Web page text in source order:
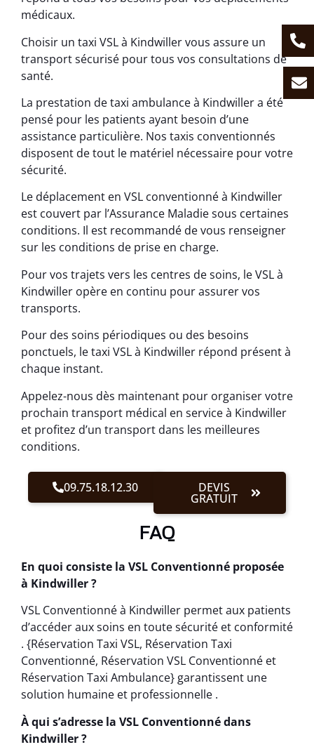
médicaux.
Choisir un taxi VSL à Kindwiller vous assure un
transport sécurisé pour tous vos consultations de
santé.
La prestation de taxi ambulance à Kindwiller a été
pensé pour les patients ayant besoin d’une
assistance particulière. Nos taxis conventionnés
disposent de tout le matériel nécessaire pour votre
sécurité.
Le déplacement en VSL conventionné à Kindwiller
est couvert par l’Assurance Maladie sous certaines
conditions. Il est recommandé de vous renseigner
sur les conditions de prise en charge.
Pour vos trajets vers les centres de soins, le VSL à
Kindwiller opère en continu pour assurer vos
transports.
Pour des soins périodiques ou des besoins
ponctuels, le taxi VSL à Kindwiller répond présent à
chaque instant.
Appelez-nous dès maintenant pour organiser votre
prochain transport médical en service à Kindwiller
et profitez d’un transport dans les meilleures
conditions.
09.75.18.12.30 DEVIS
GRATUIT
FAQ
En quoi consiste la VSL Conventionné proposée
à Kindwiller ?
VSL Conventionné à Kindwiller permet aux patients
d’accéder aux soins en toute sécurité et conformité
. {Réservation Taxi VSL, Réservation Taxi
Conventionné, Réservation VSL Conventionné et
Réservation Taxi Ambulance} garantissent une
solution humaine et professionnelle .
À qui s’adresse la VSL Conventionné dans
Kindwiller ?